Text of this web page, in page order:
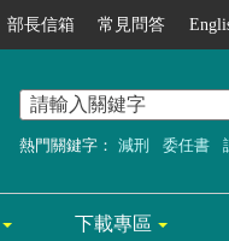
部長信箱 常見問答
熱門關鍵字： 減刑 委任書
下載專區